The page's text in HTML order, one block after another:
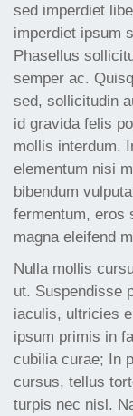
sed imperdiet
imperdiet ipsum
Phasellus
semper ac.
sed, sollicitudin
id gravida felis
mollis interdum.
elementum nisi
bibendum
fermentum, eros
magna eleifend
Nulla mollis
ut. Suspendisse
iaculis, ultricies
ipsum primis in
cubilia curae; In
cursus, tellus
turpis nec nisl.